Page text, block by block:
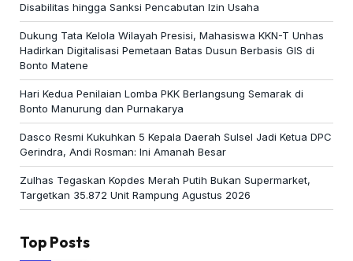
Disabilitas hingga Sanksi Pencabutan Izin Usaha
Dukung Tata Kelola Wilayah Presisi, Mahasiswa KKN-T Unhas
Hadirkan Digitalisasi Pemetaan Batas Dusun Berbasis GIS di
Bonto Matene
Hari Kedua Penilaian Lomba PKK Berlangsung Semarak di
Bonto Manurung dan Purnakarya
Dasco Resmi Kukuhkan 5 Kepala Daerah Sulsel Jadi Ketua DPC
Gerindra, Andi Rosman: Ini Amanah Besar
Zulhas Tegaskan Kopdes Merah Putih Bukan Supermarket,
Targetkan 35.872 Unit Rampung Agustus 2026
Top Posts